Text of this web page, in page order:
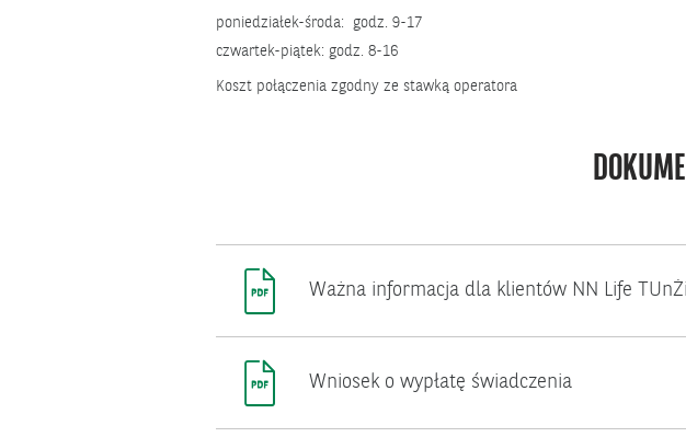
poniedziałek-środa: godz. 9-17
czwartek-piątek: godz. 8-16
Koszt połączenia zgodny ze stawką operatora
Ważna informacja dla klientów NN Life
Wniosek o wypłatę świadczenia